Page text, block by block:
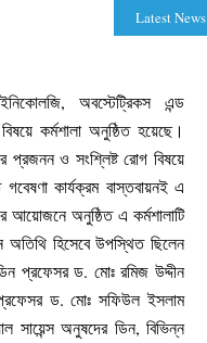
Latest News
অবস্টেট্রিকস এন্ড
কর্মশালা অনুষ্ঠিত হয়েছে।
প্রজনন ও সংশ্লিষ্ট রোগ বিষয়ে
কার্যক্রম বাস্তবায়নই এ
আয়োজনে অনুষ্ঠিত এ কর্মশালাটি
অতিথি হিসেবে উপস্থিত ছিলেন
প্রফেসর ড. মোঃ রমিজ উদ্দীন
প্রফেসর ড. মোঃ সফিউল ইসলাম
সায়েন্স অনুষদের ডিন, বিভিন্ন